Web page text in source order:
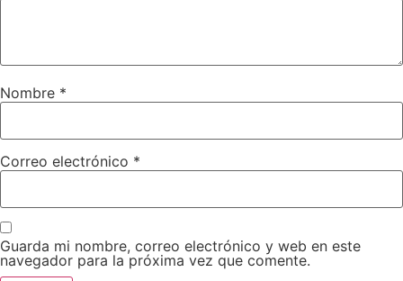
Nombre *
Correo electrónico *
Guarda mi nombre, correo electrónico y web en este
navegador para la próxima vez que comente.